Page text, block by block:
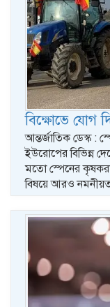
বিক্ষোভে যোগ
আন্তর্জাতিক ডেস্ক :
ইউরোপের বিভিন্ন
মতো স্পেনের
বিষয়ে আরও